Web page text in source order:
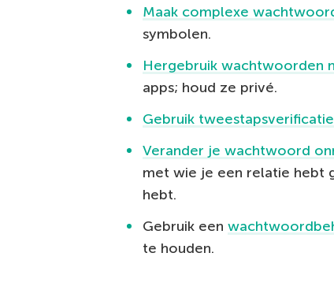
Maak complexe
symbolen.
Hergebruik wachtwoorden
apps; houd ze privé.
Gebruik tweestapsverificatie
Verander je wachtwoord
met wie je een relatie hebt
hebt.
Gebruik een
te houden.